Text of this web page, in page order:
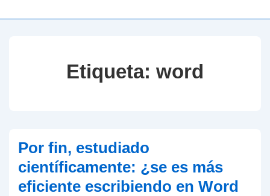
Etiqueta: word
Por fin, estudiado
científicamente: ¿se es más
eficiente escribiendo en Word